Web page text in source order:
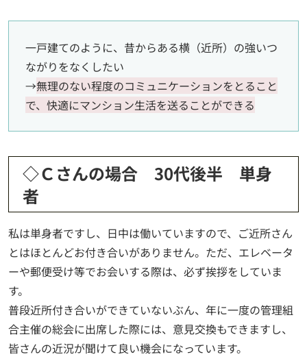
一戸建てのように、昔からある横（近所）の強いつ
ながりをなくしたい
→無理のない程度のコミュニケーションをとること
で、快適にマンション生活を送ることができる
◇Ｃさんの場合 30代後半 単身
者
私は単身者ですし、日中は働いていますので、ご近所さん
とはほとんどお付き合いがありません。ただ、エレベータ
ーや郵便受け等でお会いする際は、必ず挨拶をしていま
す。
普段近所付き合いができていないぶん、年に一度の管理組
合主催の総会に出席した際には、意見交換もできますし、
皆さんの近況が聞けて良い機会になっています。